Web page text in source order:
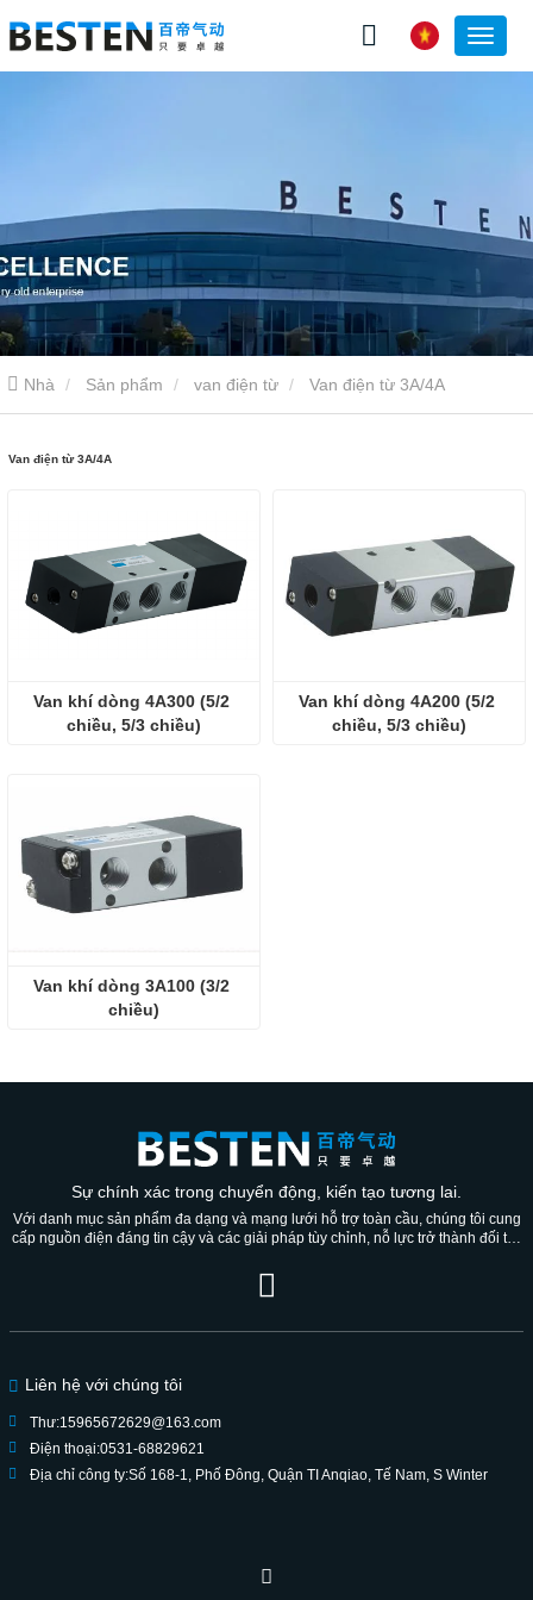
Nhà Sản phẩm van điện từ Van điện từ 3A/4A
Van điện từ 3A/4A
Van khí dòng 4A300 (5/2
chiều, 5/3 chiều)
Van khí dòng 4A200 (5/2
chiều, 5/3 chiều)
Van khí dòng 3A100 (3/2
chiều)
Sự chính xác trong chuyển động, kiến ​​tạo tương lai.
Với danh mục sản phẩm đa dạng và mạng lưới hỗ trợ toàn cầu, chúng tôi cung
cấp nguồn điện đáng tin cậy và các giải pháp tùy chỉnh, nỗ lực trở thành đối tác
Liên hệ với chúng tôi
Thư:15965672629@163.com
Điện thoại:0531-68829621
Địa chỉ công ty:Số 168-1, Phố Đông, Quận TI Anqiao, Tế Nam, S Winter